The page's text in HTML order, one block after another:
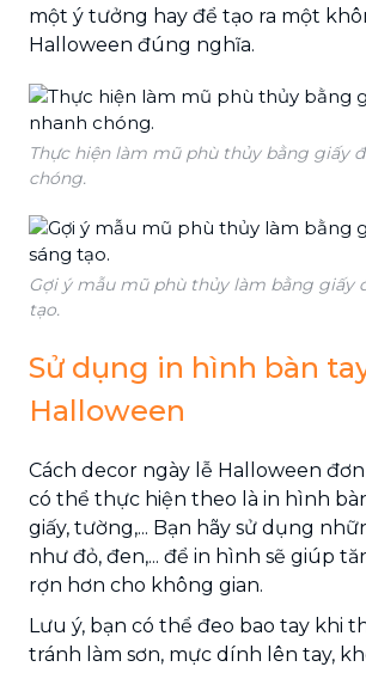
một ý tưởng hay để tạo ra một
Halloween đúng nghĩa.
Thực hiện làm mũ phù thủy bằng giấy
chóng.
Gợi ý mẫu mũ phù thủy làm bằng giấy
tạo.
Sử dụng in hình bàn
Halloween
Cách decor ngày lễ Halloween
có thể thực hiện theo là in hình
giấy, tường,... Bạn hãy sử dụng
như đỏ, đen,... để in hình sẽ giúp
rợn hơn cho không gian.
Lưu ý, bạn có thể đeo bao tay khi
tránh làm sơn, mực dính lên tay,